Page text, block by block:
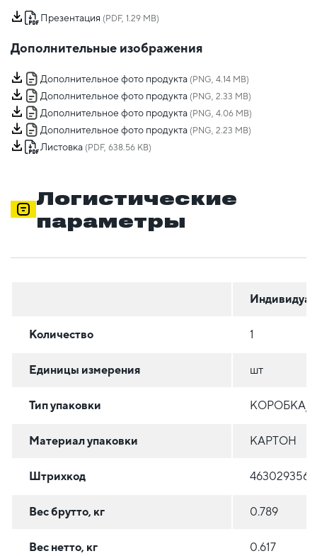
Презентация (PDF, 1.29 MB)
Дополнительные изображения
Дополнительное фото продукта (PNG, 4.14 MB)
Дополнительное фото продукта (PNG, 2.33 MB)
Дополнительное фото продукта (PNG, 4.06 MB)
Дополнительное фото продукта (PNG, 2.23 MB)
Листовка (PDF, 638.56 KB)
Логистические
параметры
Количество 1
Единицы измерения шт
Тип упаковки КОРОБКА/
Материал упаковки КАРТОН
Штрихкод
Вес брутто, кг 0.789
Вес нетто, кг 0.617